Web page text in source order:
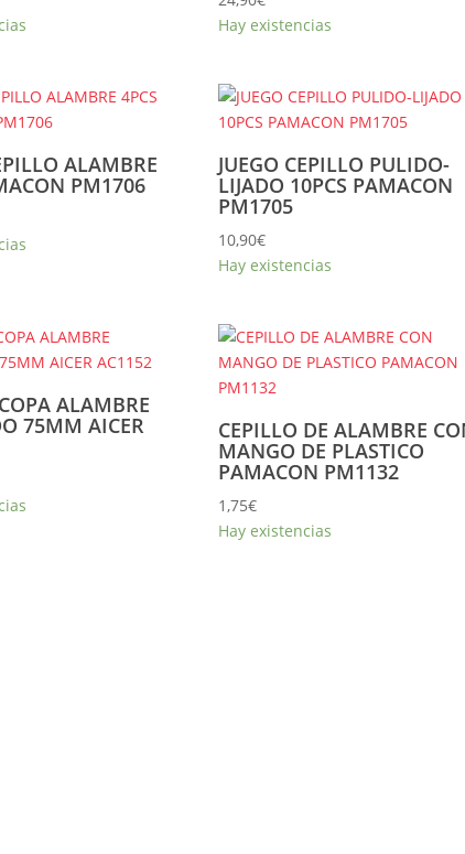
Hay existencias
ALAMBRE
PM1706
JUEGO CEPILLO PULIDO-
LIJADO 10PCS PAMACON
PM1705
10,90€
Hay existencias
ALAMBRE
75MM AICER CEPILLO DE ALAMBRE
MANGO DE PLASTICO
PAMACON PM1132
1,75€
Hay existencias